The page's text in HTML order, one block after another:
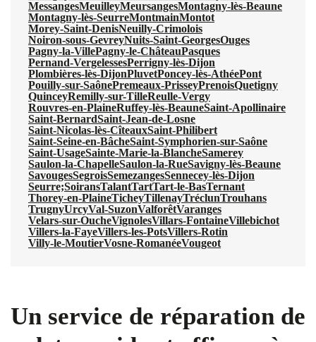
MessangesMeuilleyMeursangesMontagny-lès-Beaune
Montagny-lès-SeurreMontmainMontot
Morey-Saint-DenisNeuilly-Crimolois
Noiron-sous-GevreyNuits-Saint-GeorgesOuges
Pagny-la-VillePagny-le-ChâteauPasques
Pernand-VergelessesPerrigny-lès-Dijon
Plombières-lès-DijonPluvetPoncey-lès-AthéePont
Pouilly-sur-SaônePremeaux-PrisseyPrenoisQuetigny
QuinceyRemilly-sur-TilleReulle-Vergy
Rouvres-en-PlaineRuffey-lès-BeauneSaint-Apollinaire
Saint-BernardSaint-Jean-de-Losne
Saint-Nicolas-lès-CîteauxSaint-Philibert
Saint-Seine-en-BâcheSaint-Symphorien-sur-Saône
Saint-UsageSainte-Marie-la-BlancheSamerey
Saulon-la-ChapelleSaulon-la-RueSavigny-lès-Beaune
SavougesSegroisSemezangesSennecey-lès-Dijon
Seurre;SoiransTalantTartTart-le-BasTernant
Thorey-en-PlaineTicheyTillenayTréclunTrouhans
TrugnyUrcyVal-SuzonValforêtVaranges
Velars-sur-OucheVignolesVillars-FontaineVillebichot
Villers-la-FayeVillers-les-PotsVillers-Rotin
Villy-le-MoutierVosne-RomanéeVougeot
Un service de réparation de